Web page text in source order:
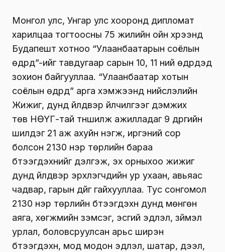
Монгол улс, Унгар улс хооронд дипломат
харилцаа тогтоосны 75 жилийн ойн хүрээнд
Будапешт хотноо “Улаанбаатарын соёлын
өдрүүд”-ийг тавдугаар сарын 10, 11 ний өдрүүдэд
зохион байгууллаа. “Улаанбаатар хотын
соёлын өдрүүд” арга хэмжээнд нийслэлийн
Жижиг, дунд үйлдвэр үйлчилгээг дэмжих
төв НӨҮГ-тай түншилж ажилладаг 9 дүүргийн
шилдэг 21 аж ахуйн нэгж, иргэний сор
болсон 2130 нэр төрлийн бараа
бүтээгдэхүүнийг дэлгэж, эх орныхоо жижиг
дунд үйлдвэр эрхлэгчдийн ур ухаан, авьяас
чадвар, гарын дүйг гайхууллаа. Тус сонгомол
2130 нэр төрлийн бүтээгдэхүүн дунд мөнгөн
аяга, хөгжмийн зэмсэг, эсгий эдлэл, зүймэл
урлал, боловсруулсан арьс ширэн
бүтээгдэхүүн, мод модон эдлэл, шатар, дээл,